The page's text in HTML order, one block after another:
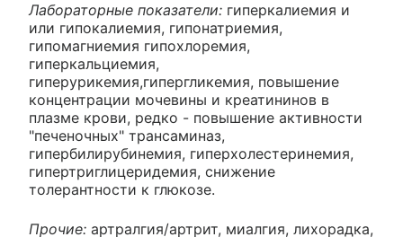
Лабораторные показатели: гиперкалиемия и
или гипокалиемия, гипонатриемия,
гипомагниемия гипохлоремия,
гиперкальциемия,
гиперурикемия,гипергликемия, повышение
концентрации мочевины и креатининов в
плазме крови, редко - повышение активности
"печеночных" трансаминаз,
гипербилирубинемия, гиперхолестеринемия,
гипертриглицеридемия, снижение
толерантности к глюкозе.
Прочие: артралгия/артрит, миалгия, лихорадка,